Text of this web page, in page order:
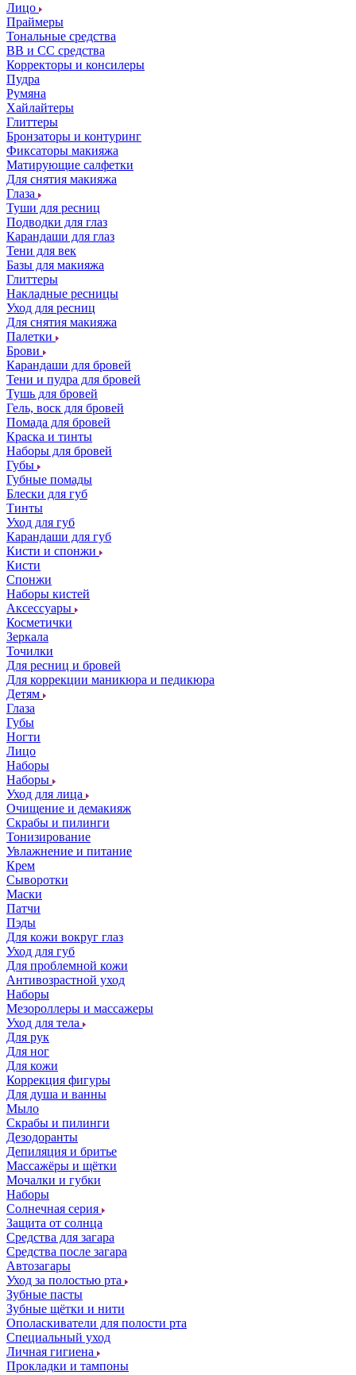
Лицо
Праймеры
Тональные средства
ВВ и СС средства
Корректоры и консилеры
Пудра
Румяна
Хайлайтеры
Глиттеры
Бронзаторы и контуринг
Фиксаторы макияжа
Матирующие салфетки
Для снятия макияжа
Глаза
Туши для ресниц
Подводки для глаз
Карандаши для глаз
Тени для век
Базы для макияжа
Глиттеры
Накладные ресницы
Уход для ресниц
Для снятия макияжа
Палетки
Брови
Карандаши для бровей
Тени и пудра для бровей
Тушь для бровей
Гель, воск для бровей
Помада для бровей
Краска и тинты
Наборы для бровей
Губы
Губные помады
Блески для губ
Тинты
Уход для губ
Карандаши для губ
Кисти и спонжи
Кисти
Спонжи
Наборы кистей
Аксессуары
Косметички
Зеркала
Точилки
Для ресниц и бровей
Для коррекции маникюра и педикюра
Детям
Глаза
Губы
Ногти
Лицо
Наборы
Наборы
Уход для лица
Очищение и демакияж
Скрабы и пилинги
Тонизирование
Увлажнение и питание
Крем
Сыворотки
Маски
Патчи
Пэды
Для кожи вокруг глаз
Уход для губ
Для проблемной кожи
Антивозрастной уход
Наборы
Мезороллеры и массажеры
Уход для тела
Для рук
Для ног
Для кожи
Коррекция фигуры
Для душа и ванны
Мыло
Скрабы и пилинги
Дезодоранты
Депиляция и бритье
Массажёры и щётки
Мочалки и губки
Наборы
Солнечная серия
Защита от солнца
Средства для загара
Средства после загара
Автозагары
Уход за полостью рта
Зубные пасты
Зубные щётки и нити
Ополаскиватели для полости рта
Специальный уход
Личная гигиена
Прокладки и тампоны